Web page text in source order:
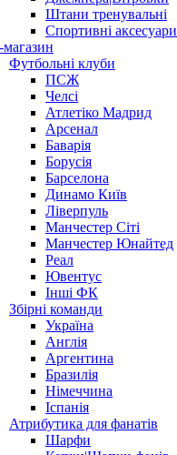
Штани тренувальні
Спортивні аксесуари
Футбольні клуби
ПСЖ
Челсі
Атлетіко Мадрид
Арсенал
Баварія
Борусія
Барселона
Динамо Київ
Ліверпуль
Манчестер Сіті
Манчестер Юнайтед
Реал
Ювентус
Інші ФК
Збірні команди
Україна
Англія
Аргентина
Бразилія
Німеччина
Іспанія
Атрибутика для фанатів
Шарфи